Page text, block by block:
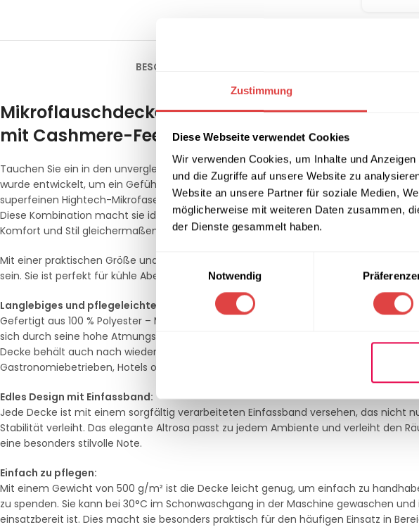
Zustimmung
Diese Webseite verwendet Cookies
Wir verwenden Cookies, um Inhalte und
und die Zugriffe auf unsere Website zu
Website an unsere Partner für soziale Medien,
möglicherweise mit weiteren Daten zusammen,
der Dienste gesammelt haben.
Einwilligungsauswahl
Notwendig
BESCHREIBUNG
Mikroflauschdecke Premium-Cashmerefeeling
mit Cashmere-Feeling
Tauchen Sie ein in den unvergleichlichen Komfort der Mikroflauschdecke
wurde entwickelt, um ein Gefühl von purer Weichheit und Wärme zu bieten, das an
superfeinen Hightech-Mikrofaser ist diese Decke nicht nur unglaublich weich,
Diese Kombination macht sie ideal für den Einsatz in professionellen Bereichen wie
Komfort und Stil gleichermaßen gefragt sind.
Mit einer praktischen Größe und einem Gewicht von 500 g/m² bietet die Decke
sein. Sie ist perfekt für kühle Abende in Außenbereichen, Lounges oder als
Langlebiges und pflegeleichtes Material:
Gefertigt aus 100 % Polyester – Mikrofaser, ist die Decke nicht nur extrem weich,
sich durch seine hohe Atmungsaktivität und Feuchtigkeitsregulierung aus, was den
Decke behält auch nach wiederholtem Waschen ihre Form und Weichheit bei, was
Gastronomiebetrieben, Hotels oder bei Veranstaltungen macht.
Edles Design mit Einfassband:
Jede Decke ist mit einem sorgfältig verarbeiteten Einfassband versehen, das nicht
Stabilität verleiht. Das elegante Altrosa passt zu jedem Ambiente und verleiht den
eine besonders stilvolle Note.
Einfach zu pflegen:
Mit einem Gewicht von 500 g/m² ist die Decke leicht genug, um einfach zu
zu spenden. Sie kann bei 30°C im Schonwaschgang in der Maschine gewaschen
einsatzbereit ist. Dies macht sie besonders praktisch für den häufigen Einsatz in